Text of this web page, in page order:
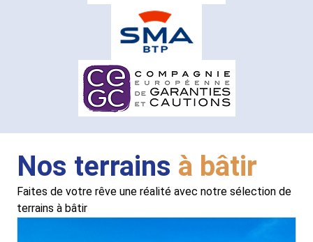
Nos terrains à bâtir
Faites de votre rêve une réalité avec notre sélection de
terrains à bâtir